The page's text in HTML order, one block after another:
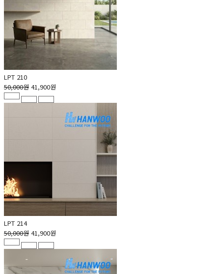
LPT 210
50,000원 41,900원
LPT 214
50,000원 41,900원